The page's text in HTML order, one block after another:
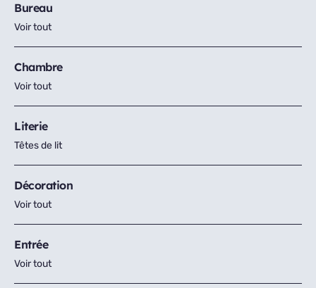
Bureau
Voir tout
Chambre
Voir tout
Literie
Têtes de lit
Décoration
Voir tout
Entrée
Voir tout